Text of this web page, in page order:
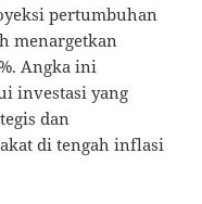
pertumbuhan
menargetkan
Angka ini
investasi yang
dan
di tengah inflasi